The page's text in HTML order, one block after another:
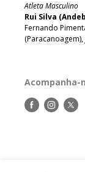
Atleta Masculino
Rui Silva
Fernando
Acompanha-
Siga-Siga-Siga-